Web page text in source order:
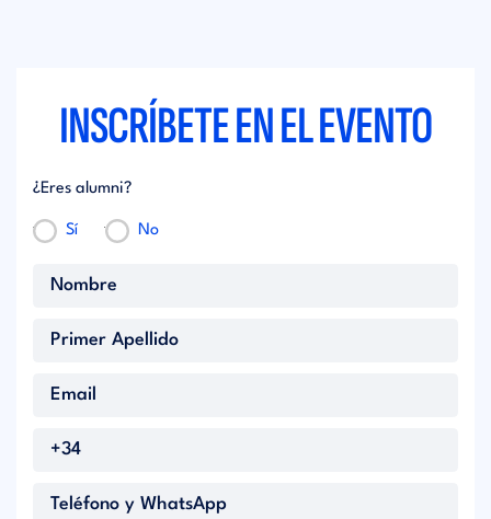
INSCRÍBETE EN EL EVENTO
¿Eres alumni?
Sí No